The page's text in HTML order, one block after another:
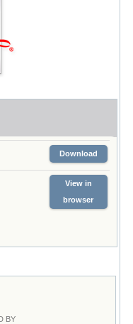
Download
View in
browser
BY